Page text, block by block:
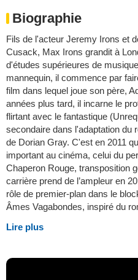
Biographie
Fils de l'acteur Jeremy Irons et
Cusack, Max Irons grandit à
d'études supérieures de
mannequin, il commence par
film dans lequel joue son père,
années plus tard, il incarne le
flirtant avec le fantastique
secondaire dans l'adaptation du
de Dorian Gray. C'est en 2011
important au cinéma, celui du
Chaperon Rouge, transposition
carrière prend de l’ampleur en
rôle de premier-plan dans le
Âmes Vagabondes, inspiré du
Lire plus